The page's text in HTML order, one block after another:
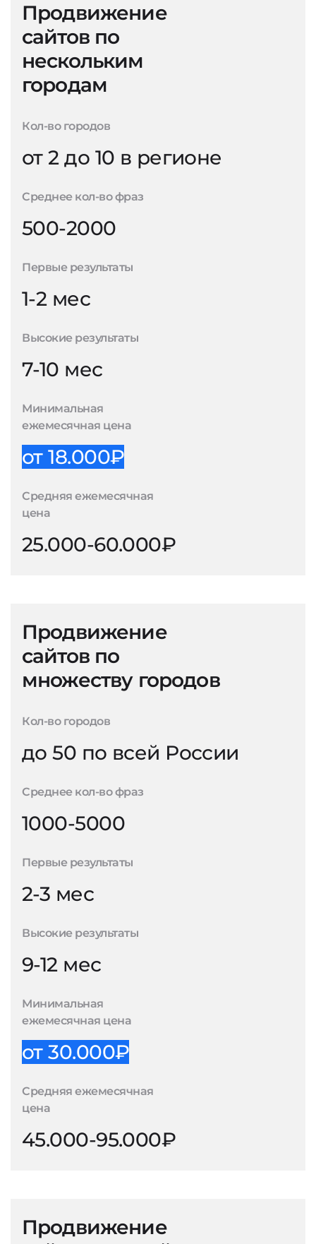
Продвижение
сайтов по
нескольким
городам
Кол-во городов
от 2 до 10 в регионе
Среднее кол-во фраз
500-2000
Первые результаты
1-2 мес
Высокие результаты
7-10 мес
Минимальная
ежемесячная цена
от 18.000₽
Средняя ежемесячная
цена
25.000-60.000₽
Продвижение
сайтов по
множеству городов
Кол-во городов
до 50 по всей России
Среднее кол-во фраз
1000-5000
Первые результаты
2-3 мес
Высокие результаты
9-12 мес
Минимальная
ежемесячная цена
от 30.000₽
Средняя ежемесячная
цена
45.000-95.000₽
Продвижение